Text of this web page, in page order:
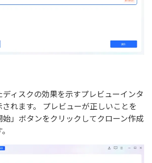
ィスクの効果を示すプレビューインタ
れます。 プレビューが正しいことを
」ボタンをクリックしてクローン作成